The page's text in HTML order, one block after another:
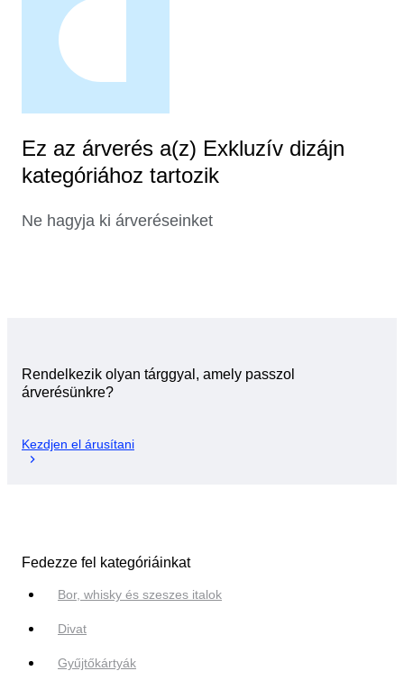
Ez az árverés a(z) Exkluzív dizájn
kategóriához tartozik
Ne hagyja ki árveréseinket
Rendelkezik olyan tárggyal, amely passzol
árverésünkre?
Kezdjen el árusítani
Fedezze fel kategóriáinkat
Bor, whisky és szeszes italok
Divat
Gyűjtőkártyák